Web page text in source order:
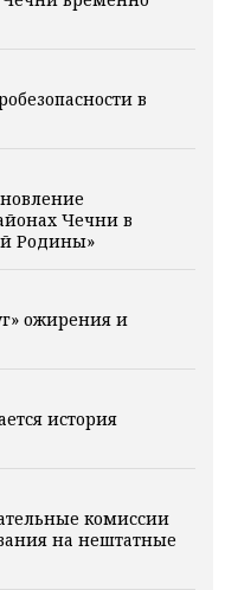
в
Чечни в
Родины»
ожирения и
история
комиссии
на нештатные